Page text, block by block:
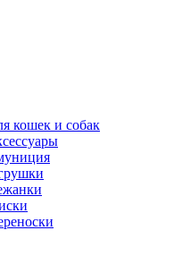
кошек и собак